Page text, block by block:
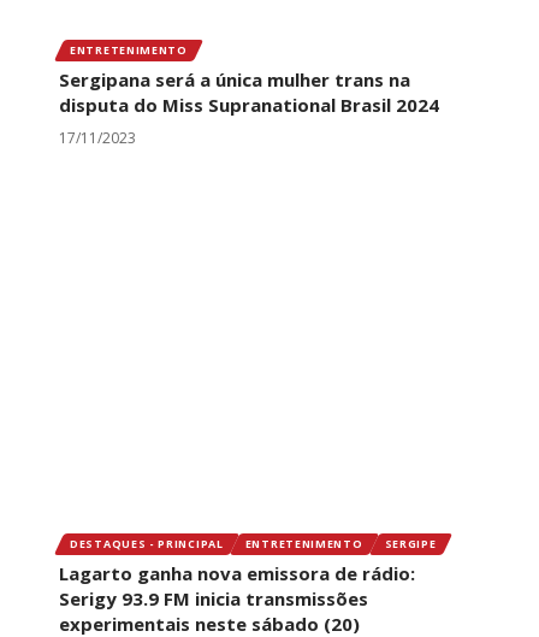
ENTRETENIMENTO
Sergipana será a única mulher trans na
disputa do Miss Supranational Brasil 2024
17/11/2023
DESTAQUES - PRINCIPAL ENTRETENIMENTO SERGIPE
Lagarto ganha nova emissora de rádio:
Serigy 93.9 FM inicia transmissões
experimentais neste sábado (20)